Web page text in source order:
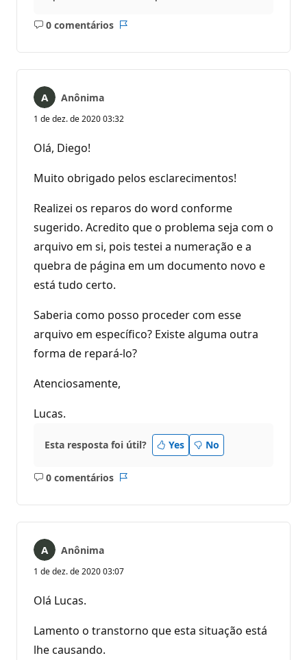
0 comentários
Sem
Anônima
1 de dez. de 2020 03:32
Olá, Diego!
Muito obrigado pelos esclarecimentos!
Realizei os reparos do word conforme
sugerido. Acredito que o problema seja com o
arquivo em si, pois testei a numeração e a
quebra de página em um documento novo e
está tudo certo.
Saberia como posso proceder com esse
arquivo em específico? Existe alguma outra
forma de repará-lo?
Atenciosamente,
Lucas.
Esta resposta foi útil? Yes No
0 comentários
Sem
Anônima
1 de dez. de 2020 03:07
Olá Lucas.
Lamento o transtorno que esta situação está
lhe causando.